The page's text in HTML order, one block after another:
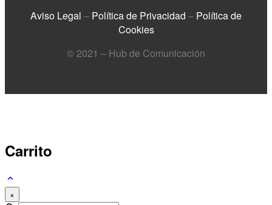
Aviso Legal – Política de Privacidad – Política de
Cookies
© 2021 – Hub de Comunicación
Carrito
×